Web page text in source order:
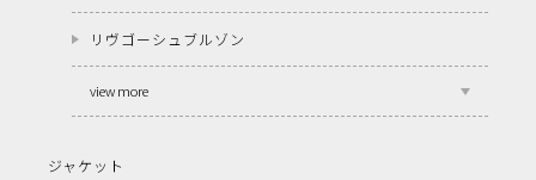
リヴゴーシュブルゾン
view more
ジャケット